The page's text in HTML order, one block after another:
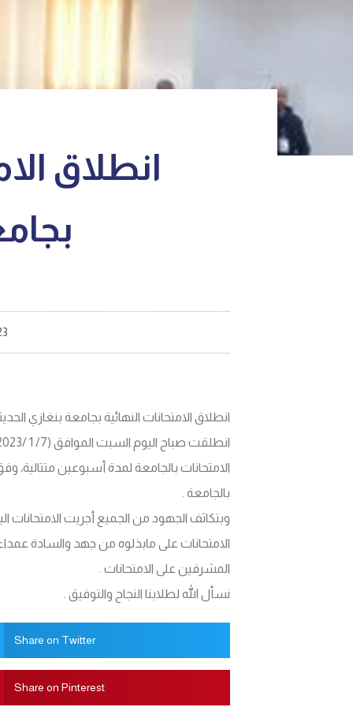
انطلاق
انطلاق الامتحانات النهائية بجامعة بنغازي الحديثة
الامتحانات بالجامعة لمدة أسبوعين
بالجامعة .
وبتكاثف الجهود من الجميع أجريت الامتحانات
الامتحانات على مابذلوه من جهد والسادة
المشرفين على الامتحانات .
نسأل الله لطلابنا النجاح والتوفيق .
Share on Twitter
Share on Pinterest